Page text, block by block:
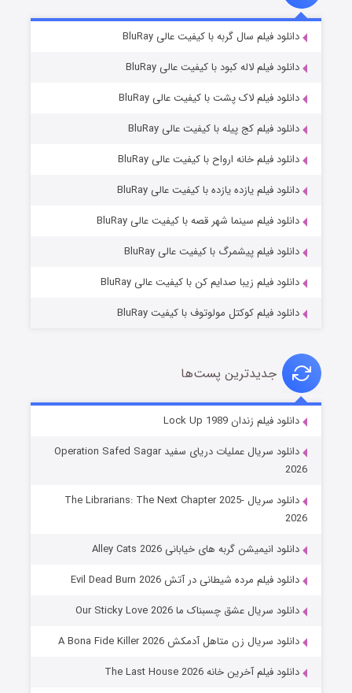
قسمت۶ (زیرنویس) منتشر شد
شوهر
عملیات آپارتمان
قسمت۲ (زیرنویس) منتشر شد
دانلود فیلم سال گربه با کیفیت عالی BluRay
دانلود فیلم لاله کبود با کیفیت عالی BluRay
دانلود فیلم لاک پشت با کیفیت عالی BluRay
دانلود فیلم کج‌ پیله با کیفیت عالی BluRay
دانلود فیلم خانه ارواح با کیفیت عالی BluRay
دانلود فیلم یازده یازده با کیفیت عالی BluRay
دانلود فیلم سینما شهر قصه با کیفیت عالی BluRay
دانلود فیلم پیشمرگ با کیفیت عالی BluRay
دانلود فیلم زیبا صدایم کن با کیفیت عالی BluRay
دانلود فیلم کوکتل مولوتوف با کیفیت BluRay
جدیدترین پست‌ها
دانلود فیلم زندان Lock Up 1989
دانلود سریال عملیات دریای سفید Operation Safed Sagar
2026
دانلود سریال The Librarians: The Next Chapter 2025-
2026
دانلود انیمیشن گربه های خیابانی Alley Cats 2026
دانلود فیلم مرده شیطانی در آتش Evil Dead Burn 2026
دانلود سریال عشق چسبناک ما Our Sticky Love 2026
دانلود سریال زن متاهل آدمکش A Bona Fide Killer 2026
دانلود فیلم آخرین خانه The Last House 2026